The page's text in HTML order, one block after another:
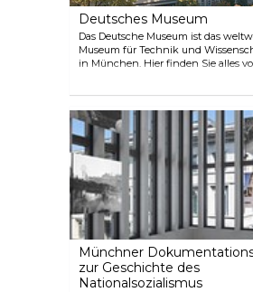
Deutsches Museum
Das Deutsche Museum ist das
Museum für Technik und
in München. Hier finden Sie alles
Bergbautechniken bis zur
Workshops und Führungen für
zwei Außenstellen: eine in
von München, die sich mit
und eine auf der Theresienhöhe, in
von Landverkehrsmitteln
jüngste Erweiterung des
ZNT, das Zentrum Neue
Schwerpunkten Nano- und
Münchner
zur Geschichte des
Nationalsozialismus